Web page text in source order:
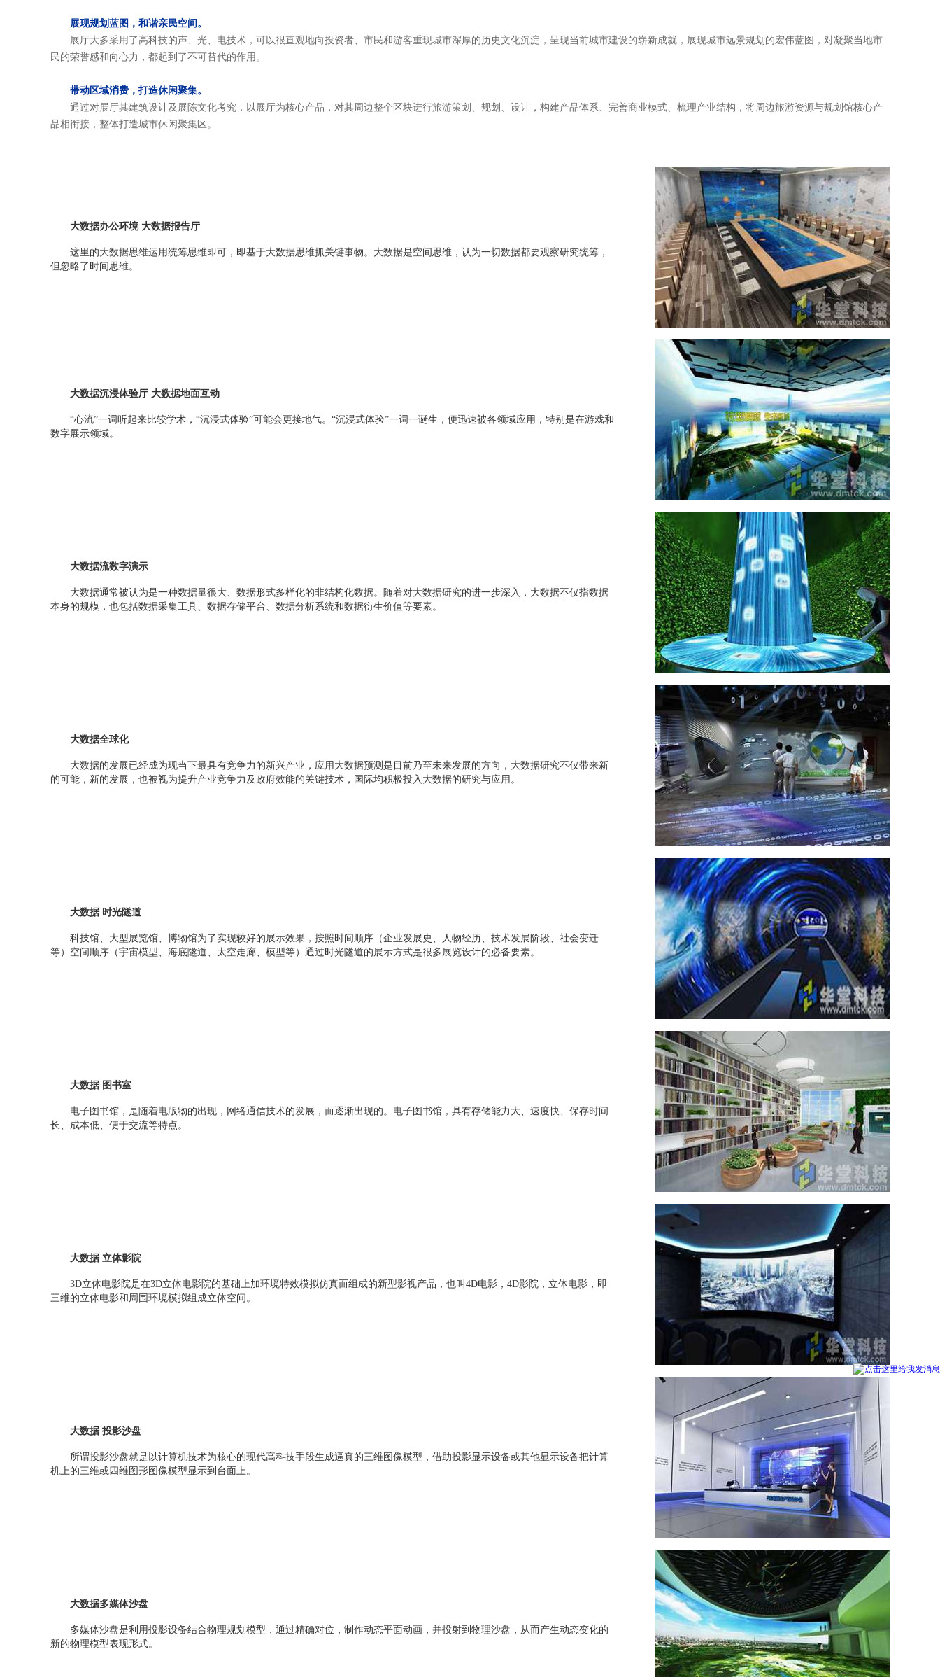
展现规划蓝图，和谐亲民空间。
展厅大多采用了高科技的声、光、电技术，可以很直观地向投资者、市民和游客重现城市深厚的历史文化沉淀，呈现当前城市建设的崭新成就，展现城市远景规划的宏伟蓝图，对凝聚当地市
民的荣誉感和向心力，都起到了不可替代的作用。
带动区域消费，打造休闲聚集。
通过对展厅其建筑设计及展陈文化考究，以展厅为核心产品，对其周边整个区块进行旅游策划、规划、设计，构建产品体系、完善商业模式、梳理产业结构，将周边旅游资源与规划馆核心产
品相衔接，整体打造城市休闲聚集区。
大数据办公环境 大数据报告厅
这里的大数据思维运用统筹思维即可，即基于大数据思维抓关键事物。大数据是空间思维，认为一切数据都要观察研究统筹，
但忽略了时间思维。
大数据沉浸体验厅 大数据地面互动
“心流”一词听起来比较学术，“沉浸式体验”可能会更接地气。“沉浸式体验”一词一诞生，便迅速被各领域应用，特别是在游戏和
数字展示领域。
大数据流数字演示
大数据通常被认为是一种数据量很大、数据形式多样化的非结构化数据。随着对大数据研究的进一步深入，大数据不仅指数据
本身的规模，也包括数据采集工具、数据存储平台、数据分析系统和数据衍生价值等要素。
大数据全球化
大数据的发展已经成为现当下最具有竞争力的新兴产业，应用大数据预测是目前乃至未来发展的方向，大数据研究不仅带来新
的可能，新的发展，也被视为提升产业竞争力及政府效能的关键技术，国际均积极投入大数据的研究与应用。
大数据 时光隧道
科技馆、大型展览馆、博物馆为了实现较好的展示效果，按照时间顺序（企业发展史、人物经历、技术发展阶段、社会变迁
等）空间顺序（宇宙模型、海底隧道、太空走廊、模型等）通过时光隧道的展示方式是很多展览设计的必备要素。
大数据 图书室
电子图书馆，是随着电版物的出现，网络通信技术的发展，而逐渐出现的。电子图书馆，具有存储能力大、速度快、保存时间
长、成本低、便于交流等特点。
大数据 立体影院
3D立体电影院是在3D立体电影院的基础上加环境特效模拟仿真而组成的新型影视产品，也叫4D电影，4D影院，立体电影，即
三维的立体电影和周围环境模拟组成立体空间。
大数据 投影沙盘
所谓投影沙盘就是以计算机技术为核心的现代高科技手段生成逼真的三维图像模型，借助投影显示设备或其他显示设备把计算
机上的三维或四维图形图像模型显示到台面上。
大数据多媒体沙盘
多媒体沙盘是利用投影设备结合物理规划模型，通过精确对位，制作动态平面动画，并投射到物理沙盘，从而产生动态变化的
新的物理模型表现形式。